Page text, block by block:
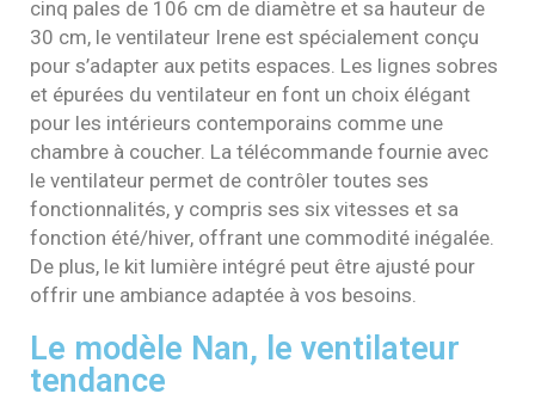
cinq pales de 106 cm de diamètre et sa hauteur de
30 cm, le ventilateur Irene est spécialement conçu
pour s’adapter aux petits espaces. Les lignes sobres
et épurées du ventilateur en font un choix élégant
pour les intérieurs contemporains comme une
chambre à coucher. La télécommande fournie avec
le ventilateur permet de contrôler toutes ses
fonctionnalités, y compris ses six vitesses et sa
fonction été/hiver, offrant une commodité inégalée.
De plus, le kit lumière intégré peut être ajusté pour
offrir une ambiance adaptée à vos besoins.
Le modèle Nan, le ventilateur
tendance